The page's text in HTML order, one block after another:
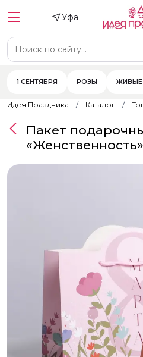
Уфа
1 СЕНТЯБРЯ РОЗЫ ЖИВЫЕ
Идея Праздника Каталог
Пакет